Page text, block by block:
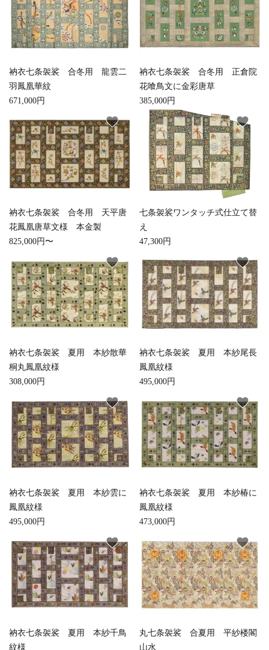
コート・雨具 その他
欄間・障子・襖・翠
簾
本堂金具・上壇彫物
喚鐘・梵鐘・銅像
掲示板・屋外用品・
納骨壇 御香・線香
お手入れ用品
衲衣七条袈裟 合冬用 龍雲二
羽鳳凰華紋
671,000円
衲衣七条袈裟 合冬用 正倉院
花喰鳥文に金彩唐草
385,000円
衲衣七条袈裟 合冬用 天平唐
花鳳凰唐草文様 本金製
825,000円〜
favorite
七条袈裟ワンタッチ式仕立て替
え
47,300円
favorite
衲衣七条袈裟 夏用 本紗散華
桐丸鳳凰紋様
308,000円
favorite
衲衣七条袈裟 夏用 本紗尾長
鳳凰紋様
495,000円
favorite
衲衣七条袈裟 夏用 本紗雲に
鳳凰紋様
495,000円
favorite
衲衣七条袈裟 夏用 本紗椿に
鳳凰紋様
473,000円
favorite
衲衣七条袈裟 夏用 本紗千鳥
紋様
favorite
丸七条袈裟 合夏用 平紗楼閣
山水
favorite